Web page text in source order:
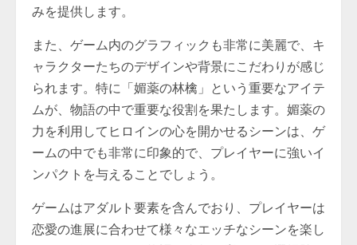
みを提供します。
また、ゲーム内のグラフィックも非常に美麗で、キ
ャラクターたちのデザインや背景にこだわりが感じ
られます。特に「媚薬の林檎」という重要なアイテ
ムが、物語の中で重要な役割を果たします。媚薬の
力を利用してヒロインの心を開かせるシーンは、ゲ
ームの中でも非常に印象的で、プレイヤーに強いイ
ンパクトを与えることでしょう。
ゲームはアダルト要素を含んでおり、プレイヤーは
恋愛の進展に合わせて様々なエッチなシーンを楽し